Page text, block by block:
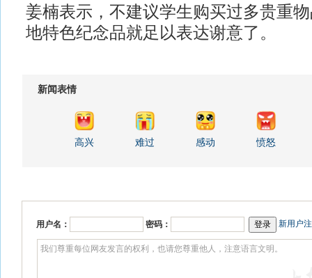
姜楠表示，不建议学生购买过多贵重
地特色纪念品就足以表达谢意了。
新闻表情
高兴 难过 感动 愤怒
用户名： 密码： 新用户